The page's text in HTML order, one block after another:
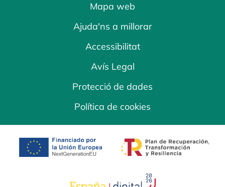
Mapa web
Ajuda'ns a millorar
Accessibilitat
Avís Legal
Protecció de dades
Política de cookies
opens in a new tab opens in a new
opens in a new tab